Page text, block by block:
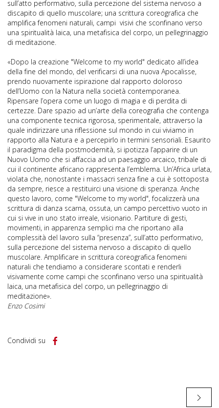
sull’atto performativo, sulla percezione del sistema nervoso a
discapito di quello muscolare; una scrittura coreografica che
amplifica fenomeni naturali, campi visivi che sconfinano verso
una spiritualità laica, una metafisica del corpo, un pellegrinaggio
di meditazione.
«Dopo la creazione "Welcome to my world" dedicato all’idea
della fine del mondo, del verificarsi di una nuova Apocalisse,
prendo nuovamente ispirazione dal rapporto doloroso
dell’Uomo con la Natura nella società contemporanea.
Ripensare l’opera come un luogo di magia e di perdita di
certezze. Dare spazio ad un’arte della coreografia che contenga
una componente tecnica rigorosa, sperimentale, attraverso la
quale indirizzare una riflessione sul mondo in cui viviamo in
rapporto alla Natura e a percepirlo in termini sensoriali. Esaurito
il paradigma della postmodernità, si ipotizza l’apparire di un
Nuovo Uomo che si affaccia ad un paesaggio arcaico, tribale di
cui il continente africano rappresenta l’emblema. Un’Africa urlata,
violata che, nonostante i massacri senza fine a cui è sottoposta
da sempre, riesce a restituirci una visione di speranza. Anche
questo lavoro, come "Welcome to my world", focalizzerà una
scrittura di danza scarna, ossuta, un campo percettivo vuoto in
cui si vive in uno stato irreale, visionario. Partiture di gesti,
movimenti, in apparenza semplici ma che riportano alla
complessità del lavoro sulla “presenza”, sull’atto performativo,
sulla percezione del sistema nervoso a discapito di quello
muscolare. Amplificare in scrittura coreografica fenomeni
naturali che tendiamo a considerare scontati e renderli
visivamente come campi che sconfinano verso una spiritualità
laica, una metafisica del corpo, un pellegrinaggio di
meditazione».
Enzo Cosimi
Condividi su